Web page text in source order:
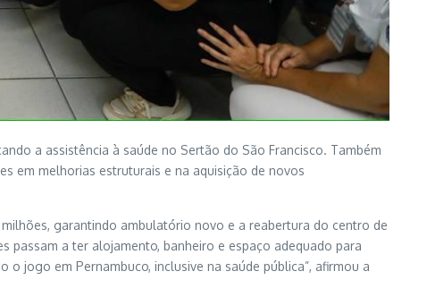
a assistência à saúde no Sertão do São Francisco. Também
em melhorias estruturais e na aquisição de novos
garantindo ambulatório novo e a reabertura do centro de
passam a ter alojamento, banheiro e espaço adequado para
jogo em Pernambuco, inclusive na saúde pública”, afirmou a